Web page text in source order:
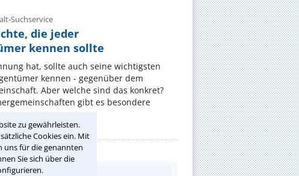
zu gewährleisten.
Cookies ein. Mit
uns für die genannten
Sie sich über die
Suchservice
die jeder
kennen sollte
hat, sollte auch seine wichtigsten
kennen - gegenüber dem
Aber welche sind das konkret?
gibt es besondere